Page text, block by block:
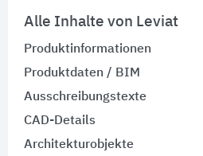
Alle Inhalte von Leviat
Produktinformationen
Produktdaten / BIM
Ausschreibungstexte
CAD-Details
Architekturobjekte